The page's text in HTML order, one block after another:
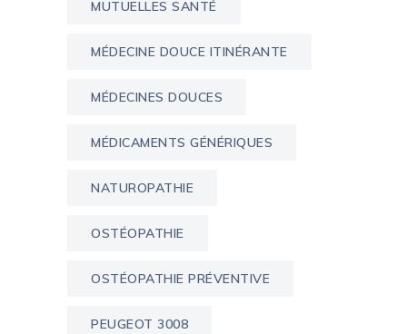
MUTUELLES SANTÉ
MÉDECINE DOUCE ITINÉRANTE
MÉDECINES DOUCES
MÉDICAMENTS GÉNÉRIQUES
NATUROPATHIE
OSTÉOPATHIE
OSTÉOPATHIE PRÉVENTIVE
PEUGEOT 3008